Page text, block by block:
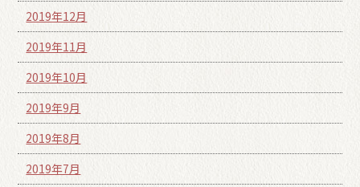
2019年12月
2019年11月
2019年10月
2019年9月
2019年8月
2019年7月